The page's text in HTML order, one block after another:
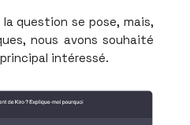
question se pose, mais,
nous avons souhaité
intéressé.